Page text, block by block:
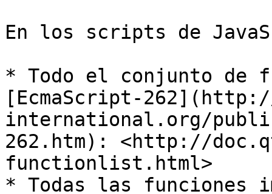
En los scripts de
* Todo el conjunto de
[EcmaScript-262](http://
international.org/
262.htm): <http://
functionlist.html>
* Todas las funciones